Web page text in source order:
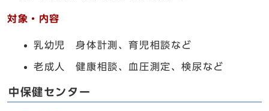
対象・内容
乳幼児 身体計測、育児相談など
老成人 健康相談、血圧測定、検尿など
中保健センター